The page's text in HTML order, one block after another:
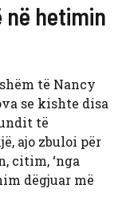
në hetimin
të Nancy
se kishte disa
të
ajo zbuloi për
citim, ‘nga
dëgjuar më